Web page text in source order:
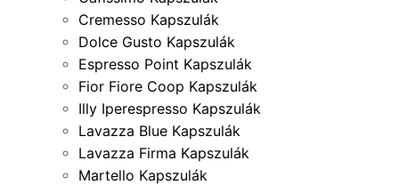
Cremesso Kapszulák
Dolce Gusto Kapszulák
Espresso Point Kapszulák
Fior Fiore Coop Kapszulák
Illy Iperespresso Kapszulák
Lavazza Blue Kapszulák
Lavazza Firma Kapszulák
Martello Kapszulák